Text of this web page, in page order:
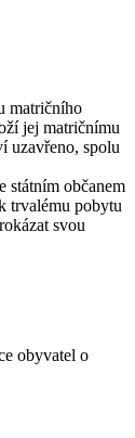
matričního
jej matričnímu
uzavřeno, spolu
státním občanem
trvalému pobytu
svou
obyvatel o